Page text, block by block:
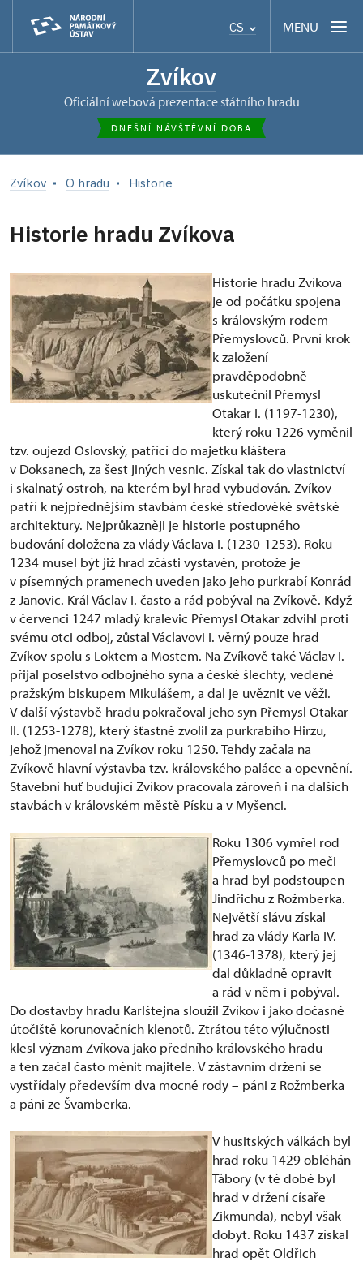
CS MENU
Zvíkov
oficiální webová prezentace státního hradu
DNEŠNÍ NÁVŠTĚVNÍ DOBA
Zvíkov O hradu Historie
Historie hradu Zvíkova
Historie hradu Zvíkova
je od počátku spojena
s královským rodem
Přemyslovců. První krok
k založení
pravděpodobně
uskutečnil Přemysl
Otakar I. (1197-1230),
který roku 1226 vyměnil
tzv. oujezd Oslovský, patřící do majetku kláštera
v Doksanech, za šest jiných vesnic. Získal tak do vlastnictví
i skalnatý ostroh, na kterém byl hrad vybudován. Zvíkov
patří k nejpřednějším stavbám české středověké světské
architektury. Nejprůkazněji je historie postupného
budování doložena za vlády Václava I. (1230-1253). Roku
1234 musel být již hrad zčásti vystavěn, protože je
v písemných pramenech uveden jako jeho purkrabí Konrád
z Janovic. Král Václav I. často a rád pobýval na Zvíkově. Když
v červenci 1247 mladý kralevic Přemysl Otakar zdvihl proti
svému otci odboj, zůstal Václavovi I. věrný pouze hrad
Zvíkov spolu s Loktem a Mostem. Na Zvíkově také Václav I.
přijal poselstvo odbojného syna a české šlechty, vedené
pražským biskupem Mikulášem, a dal je uvěznit ve věži.
V další výstavbě hradu pokračoval jeho syn Přemysl Otakar
II. (1253-1278), který šťastně zvolil za purkrabího Hirzu,
jehož jmenoval na Zvíkov roku 1250. Tehdy začala na
Zvíkově hlavní výstavba tzv. královského paláce a opevnění.
Stavební huť budující Zvíkov pracovala zároveň i na dalších
stavbách v královském městě Písku a v Myšenci.
Roku 1306 vymřel rod
Přemyslovců po meči
a hrad byl podstoupen
Jindřichu z Rožmberka.
Největší slávu získal
hrad za vlády Karla IV.
(1346-1378), který jej
dal důkladně opravit
a rád v něm i pobýval.
Do dostavby hradu Karlštejna sloužil Zvíkov i jako dočasné
útočiště korunovačních klenotů. Ztrátou této výlučnosti
klesl význam Zvíkova jako předního královského hradu
a ten začal často měnit majitele. V zástavním držení se
vystřídaly především dva mocné rody – páni z Rožmberka
a páni ze Švamberka.
V husitských válkách byl
hrad roku 1429 obléhán
Tábory (v té době byl
hrad v držení císaře
Zikmunda), nebyl však
dobyt. Roku 1437 získal
hrad opět Oldřich